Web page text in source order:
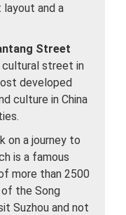
and a
Street
cultural street in
developed
culture in China
on a journey to
is a famous
more than 2500
of the Song
Suzhou and not